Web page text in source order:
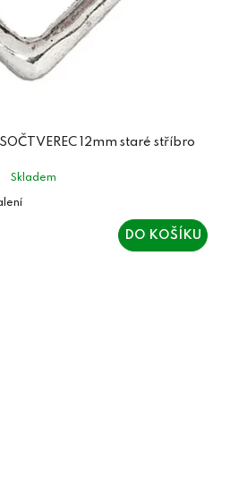
12mm staré stříbro
Skladem
DO KOŠÍKU